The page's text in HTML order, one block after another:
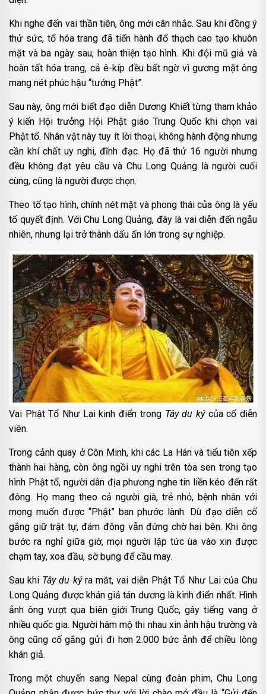
Khi nghe đến vai thần tiên, ông mới cân nhắc. Sau khi đồng ý
thử sức, tổ hóa trang đã tiến hành đổ thạch cao tạo khuôn
mặt và ba ngày sau, hoàn thiện tạo hình. Khi đội mũ giả và
hoàn tất hóa trang, cả ê-kíp đều bất ngờ vì gương mặt ông
mang nét phúc hậu “tướng Phật”.
Sau này, ông mới biết đạo diễn Dương Khiết từng tham khảo
ý kiến Hội trưởng Hội Phật giáo Trung Quốc khi chọn vai
Phật tổ. Nhân vật này tuy ít lời thoại, không hành động nhưng
cần khí chất uy nghi, đĩnh đạc. Họ đã thử 16 người nhưng
đều không đạt yêu cầu và Chu Long Quảng là người cuối
cùng, cũng là người được chọn.
Theo tổ tạo hình, chính nét mặt và phong thái của ông là yếu
tố quyết định. Với Chu Long Quảng, đây là vai diễn đến ngẫu
nhiên, nhưng lại trở thành dấu ấn lớn trong sự nghiệp.
Vai Phật Tổ Như Lai kinh điển trong Tây du kýcủa cố diễn
viên.
Trong cảnh quay ở Côn Minh, khi các La Hán và tiểu tiên xếp
thành hai hàng, còn ông ngồi uy nghi trên tòa sen trong tạo
hình Phật tổ, người dân địa phương nghe tin liền kéo đến rất
đông. Họ mang theo cả người già, trẻ nhỏ, bệnh nhân với
mong muốn được “Phật” ban phước lành. Dù đạo diễn cố
gắng giữ trật tự, đám đông vẫn đứng chờ hai bên. Khi ông
bước ra nghỉ giữa giờ, mọi người lập tức ùa vào xin được
chạm tay, xoa đầu, sờ bụng để cầu may.
Sau khi Tây du ký ra mắt, vai diễn Phật Tổ Như Lai của Chu
Long Quảng được khán giả tán dương là kinh điển nhất. Hình
ảnh ông vượt qua biên giới Trung Quốc, gây tiếng vang ở
nhiều quốc gia. Người hâm mộ thi nhau xin ảnh hậu trường và
ông cũng cố gắng gửi đi hơn 2.000 bức ảnh để chiều lòng
khán giả.
Trong một chuyến sang Nepal cùng đoàn phim, Chu Long